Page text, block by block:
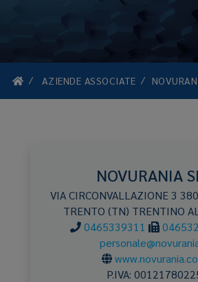
AZIENDE ASSOCIATE
NOVURANIA
VIA CIRCONVALLAZIONE 3
TRENTO (TN) TRENTINO
0465339311
P.IVA: